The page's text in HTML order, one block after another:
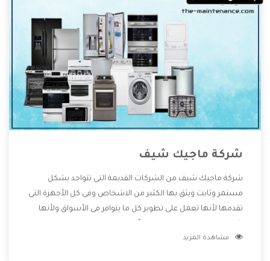
شركة ماجيك شيف
شركة ماجيك شيف من الشركات القديمة التى تتواجد بشكل
مستمر وثابت ويثق بها الكثير من الاشخاص وفى كل الأجهزة التى
تقدمها لأنها تعمل على تطوير كل ما يتوافر فى الأسواق ولأنها
المنتجات وتقدم للعملاء أقوى العروض والخصومات التى تسهل
مشاهدة المزيد